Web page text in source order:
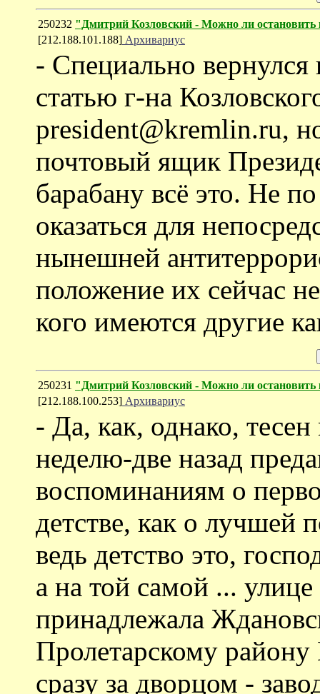
250232 "Дмитрий Козловский - Можно ли остановить
[212.188.101.188] Архивариус
- Специально
статью г-на
president@kremlin.ru,
почтовый ящик
барабану всё это. Не
оказаться для
нынешней
положение их сейчас
кого имеются другие
250231 "Дмитрий Козловский - Можно ли остановить
[212.188.100.253] Архивариус
- Да, как, однако,
неделю-две назад
воспоминаниям о
детстве, как о лучшей
ведь детство это,
а на той самой ...
принадлежала
Пролетарскому
сразу за дворцом -